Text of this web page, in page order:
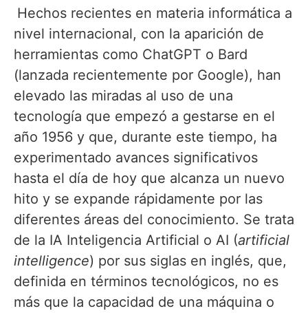
Hechos recientes en materia informática a
nivel internacional, con la aparición de
herramientas como ChatGPT o Bard
(lanzada recientemente por Google), han
elevado las miradas al uso de una
tecnología que empezó a gestarse en el
año 1956 y que, durante este tiempo, ha
experimentado avances significativos
hasta el día de hoy que alcanza un nuevo
hito y se expande rápidamente por las
diferentes áreas del conocimiento. Se trata
de la IA Inteligencia Artificial o AI (artificial
intelligence) por sus siglas en inglés, que,
definida en términos tecnológicos, no es
más que la capacidad de una máquina o